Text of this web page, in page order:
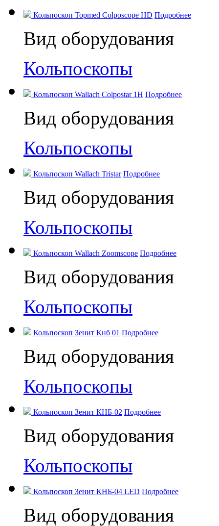
Кольпоскоп Topmed Colposcope HD Подробнее
Вид оборудования
Кольпоскопы
Кольпоскоп Wallach Colpostar 1H Подробнее
Вид оборудования
Кольпоскопы
Кольпоскоп Wallach Tristar Подробнее
Вид оборудования
Кольпоскопы
Кольпоскоп Wallach Zoomscope Подробнее
Вид оборудования
Кольпоскопы
Кольпоскоп Зенит Кнб 01 Подробнее
Вид оборудования
Кольпоскопы
Кольпоскоп Зенит КНБ-02 Подробнее
Вид оборудования
Кольпоскопы
Кольпоскоп Зенит КНБ-04 LED Подробнее
Вид оборудования